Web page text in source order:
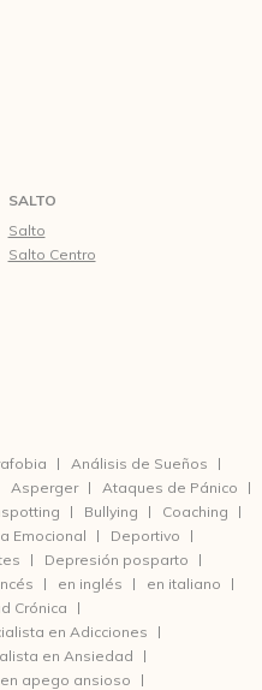
SALTO
Salto
Salto Centro
Análisis de Sueños
Asperger
Ataques de Pánico
Bullying
Coaching
Emocional
Deportivo
Depresión posparto
en inglés
en italiano
Crónica
en Adicciones
en Ansiedad
apego ansioso